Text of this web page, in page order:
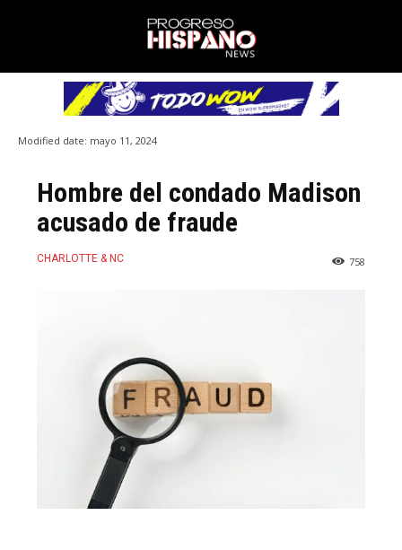
Modified date: mayo 11, 2024
Hombre del condado Madison
acusado de fraude
CHARLOTTE & NC 758